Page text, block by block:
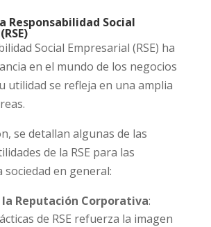
Responsabilidad Social
Social Empresarial (RSE) ha
en el mundo de los negocios
utilidad se refleja en una amplia
se detallan algunas de las
de la RSE para las
sociedad en general:
Reputación Corporativa:
de RSE refuerza la imagen